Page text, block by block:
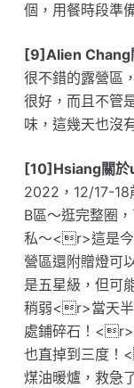
個，用餐時段準
[9]Alien Chang
很不錯的露營區
很好，而且不管
味，這幾天也沒
[10]Hsiang關於
2022，12/17-
B區～逛完整圈
私～<r>這是
營區還附贈燈可
是五星級，但可
稍弱<r>當天半
處鋪碎石！<r>
也直掉到三度！
煤油暖爐，救急